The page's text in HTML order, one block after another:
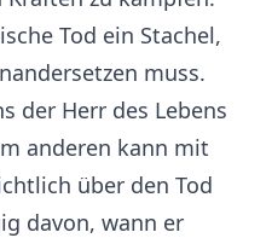
Tod ein Stachel,
muss.
der Herr des Lebens
anderen kann mit
über den Tod
davon, wann er